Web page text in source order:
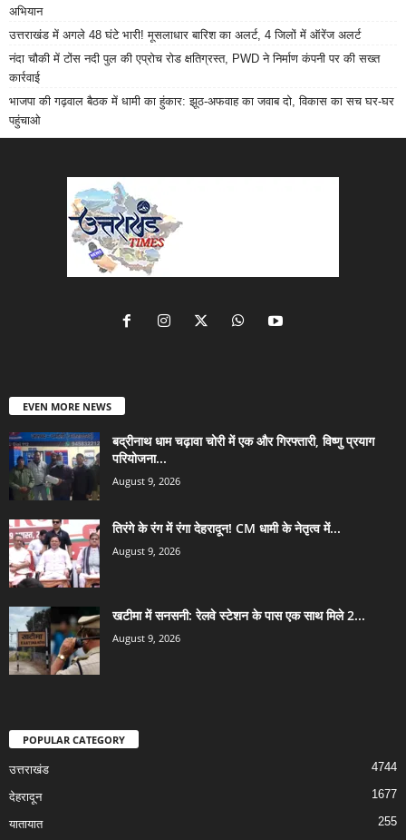
अभियान
उत्तराखंड में अगले 48 घंटे भारी! मूसलाधार बारिश का अलर्ट, 4 जिलों में ऑरेंज अलर्ट
नंदा चौकी में टोंस नदी पुल की एप्रोच रोड क्षतिग्रस्त, PWD ने निर्माण कंपनी पर की सख्त
कार्रवाई
भाजपा की गढ़वाल बैठक में धामी का हुंकार: झूठ-अफवाह का जवाब दो, विकास का सच घर-घर
पहुंचाओ
EVEN MORE NEWS
बद्रीनाथ धाम चढ़ावा चोरी में एक और गिरफ्तारी, विष्णु प्रयाग
परियोजना...
August 9, 2026
तिरंगे के रंग में रंगा देहरादून! CM धामी के नेतृत्व में...
August 9, 2026
खटीमा में सनसनी: रेलवे स्टेशन के पास एक साथ मिले 2...
August 9, 2026
POPULAR CATEGORY
उत्तराखंड 4744
देहरादून 1677
यातायात 255